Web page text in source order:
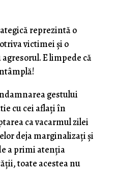
reprezintă o
victimei şi o
E limpede că
gestului
cu cei aflaţi în
ca vacarmul zilei
deja marginalizaţi şi
a primi atenţia
toate acestea nu